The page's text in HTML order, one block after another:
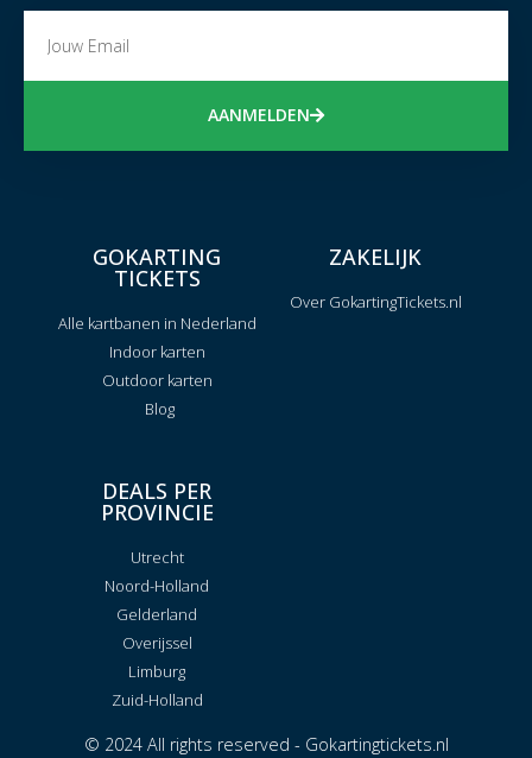
AANMELDEN
GOKARTING
TICKETS
Alle kartbanen in Nederland
Indoor karten
Outdoor karten
Blog
ZAKELIJK
Over GokartingTickets.nl
DEALS PER
PROVINCIE
Utrecht
Noord-Holland
Gelderland
Overijssel
Limburg
Zuid-Holland
© 2024 All rights reserved - Gokartingtickets.nl